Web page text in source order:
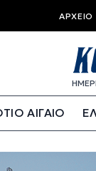
ΑΡΧΕΊΟ
ΑΙΓΑΙΟ